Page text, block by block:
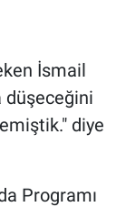
İsmail
düşeceğini
diye
Programı